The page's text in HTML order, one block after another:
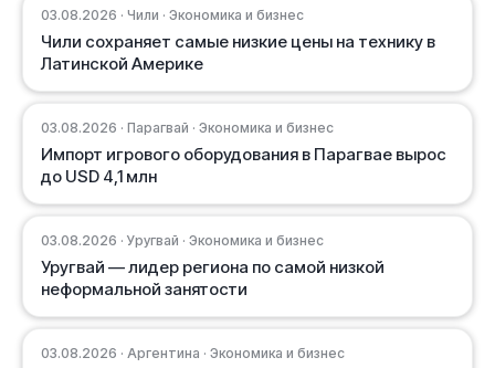
03.08.2026 · Чили · Экономика и бизнес
Чили сохраняет самые низкие цены на технику в
Латинской Америке
03.08.2026 · Парагвай · Экономика и бизнес
Импорт игрового оборудования в Парагвае вырос
до USD 4,1 млн
03.08.2026 · Уругвай · Экономика и бизнес
Уругвай — лидер региона по самой низкой
неформальной занятости
03.08.2026 · Аргентина · Экономика и бизнес